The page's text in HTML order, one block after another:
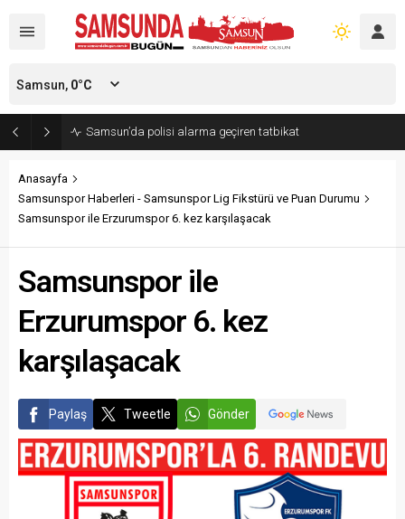
Samsun’da polisi alarma geçiren tatbikat
Samsun, 0°C
Anasayfa
Samsunspor Haberleri - Samsunspor Lig Fikstürü ve Puan Durumu
Samsunspor ile Erzurumspor 6. kez karşılaşacak
Samsunspor ile
Erzurumspor 6. kez
karşılaşacak
Paylaş Tweetle Gönder